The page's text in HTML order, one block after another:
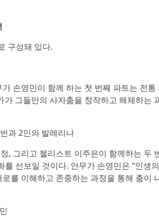
구성돼 있다.
손영민이 함께 하는 첫 번째 파트는 전
그들만의 사자춤을 창작하고 해체하는
과 2인의 발레리나
, 그리고 첼리스트 이주은이 함께하는 두
선보일 것이다. 안무가 손영민은 “인생
를 이해하고 존중하는 과정을 통해 춤이